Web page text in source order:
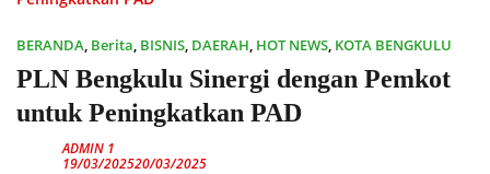
BERANDA, Berita, BISNIS, DAERAH, HOT NEWS, KOTA BENGKULU
PLN Bengkulu Sinergi dengan Pemkot
untuk Peningkatkan PAD
ADMIN 1
19/03/202520/03/2025